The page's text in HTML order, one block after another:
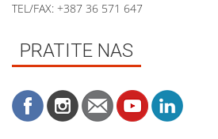
TEL/FAX: +387 36 571 647
PRATITE NAS